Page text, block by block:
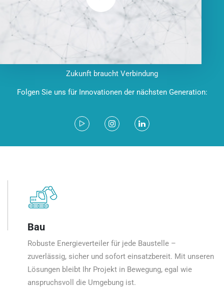
Zukunft braucht Verbindung
Folgen Sie uns für Innovationen der nächsten Generation:
Bau
Robuste Energieverteiler für jede Baustelle –
zuverlässig, sicher und sofort einsatzbereit. Mit unseren
Lösungen bleibt Ihr Projekt in Bewegung, egal wie
anspruchsvoll die Umgebung ist.